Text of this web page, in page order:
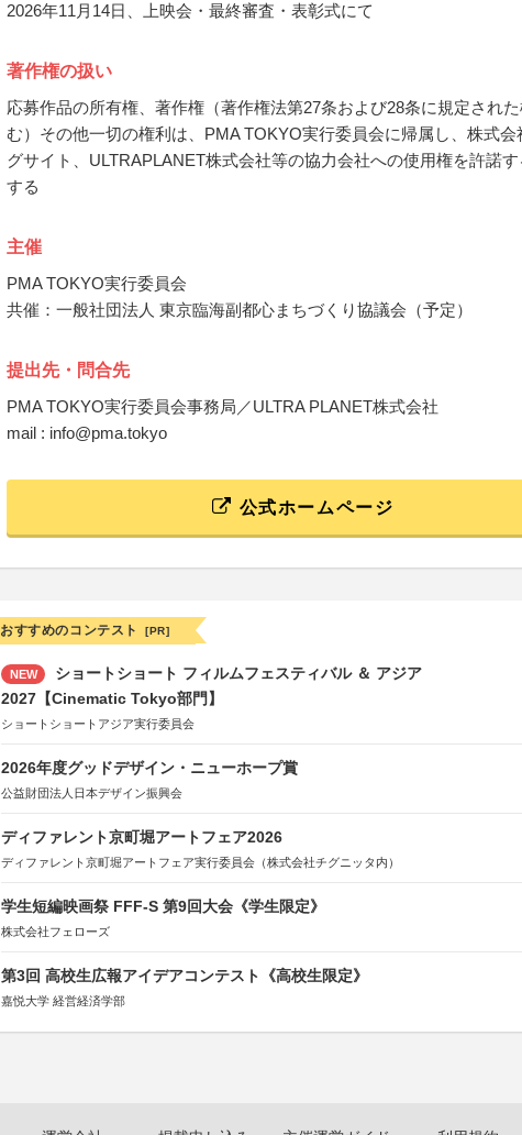
2026年11月14日、上映会・最終審査・表彰式にて
著作権の扱い
応募作品の所有権、著作権（著作権法第27条および28条に規定され
む）その他一切の権利は、PMA TOKYO実行委員会に帰属し、株式会
グサイト、ULTRAPLANET株式会社等の協力会社への使用権を許諾す
する
主催
PMA TOKYO実行委員会
共催：一般社団法人 東京臨海副都心まちづくり協議会（予定）
提出先・問合先
PMA TOKYO実行委員会事務局／ULTRA PLANET株式会社
mail : info@pma.tokyo
公式ホームページ
おすすめのコンテスト [PR]
NEW
ショートショート フィルムフェスティバル ＆ アジア
2027【Cinematic Tokyo部門】
ショートショートアジア実行委員会
2026年度グッドデザイン・ニューホープ賞
公益財団法人日本デザイン振興会
ディファレント京町堀アートフェア2026
ディファレント京町堀アートフェア実行委員会（株式会社チグニッタ内）
学生短編映画祭 FFF-S 第9回大会《学生限定》
株式会社フェローズ
第3回 高校生広報アイデアコンテスト《高校生限定》
嘉悦大学 経営経済学部